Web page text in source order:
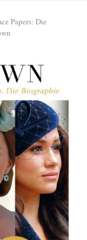
Papers: Die